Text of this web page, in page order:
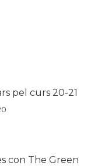
pel curs 20-21
con The Green